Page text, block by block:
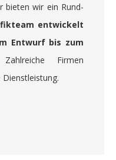
bieten wir ein Rund-
entwickelt
Entwurf bis zum
Firmen
Dienstleistung.